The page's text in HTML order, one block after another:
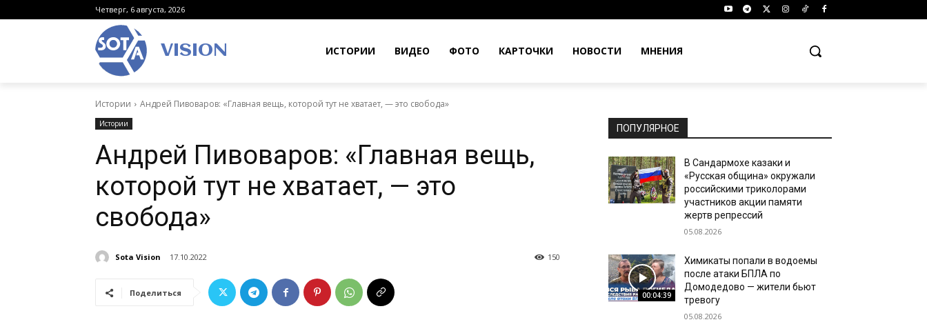
Четверг, 6 августа, 2026
VISION ИСТОРИИ ВИДЕО ФОТО КАРТОЧКИ НОВОСТИ МНЕНИЯ
Истории Андрей Пивоваров: «Главная вещь, которой тут не хватает, — это свобода»
Истории
Андрей Пивоваров: «Главная вещь,
которой тут не хватает, — это
свобода»
Sota Vision 17.10.2022 150
Поделиться
ПОПУЛЯРНОЕ
В Сандармохе казаки и
«Русская община» окружали
российскими триколорами
участников акции памяти
жертв репрессий
05.08.2026
00:04:39
Химикаты попали в водоемы
после атаки БПЛА по
Домодедово — жители бьют
тревогу
05.08.2026